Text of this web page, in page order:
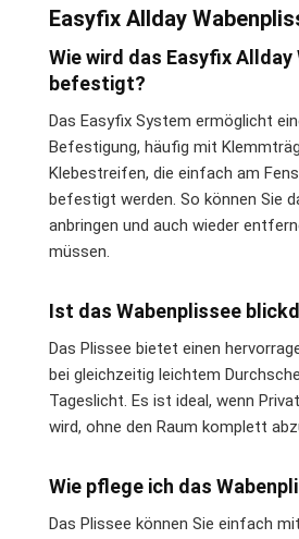
Easyfix Allday
Wie wird das Easyfix Allday
befestigt?
Das Easyfix System ermöglicht
Befestigung, häufig mit
Klebestreifen, die einfach am
befestigt werden. So können Sie
anbringen und auch wieder
müssen.
Ist das Wabenplissee
Das Plissee bietet einen
bei gleichzeitig leichtem
Tageslicht. Es ist ideal, wenn
wird, ohne den Raum komplett
Wie pflege ich das
Das Plissee können Sie einfach